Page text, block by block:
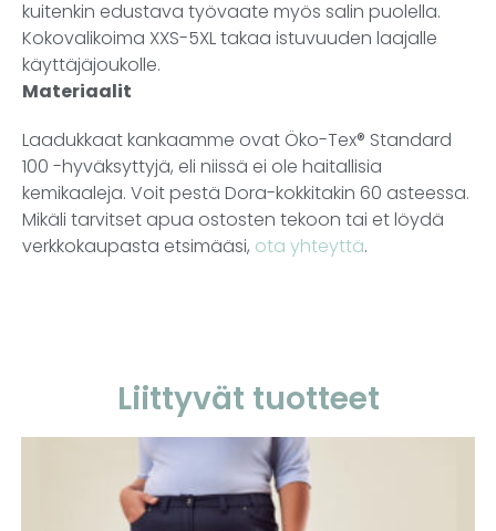
kuitenkin edustava työvaate myös salin puolella.
Kokovalikoima XXS-5XL takaa istuvuuden laajalle
käyttäjäjoukolle.
Materiaalit
Laadukkaat kankaamme ovat Öko-Tex® Standard
100 -hyväksyttyjä, eli niissä ei ole haitallisia
kemikaaleja. Voit pestä Dora-kokkitakin 60 asteessa.
Mikäli tarvitset apua ostosten tekoon tai et löydä
verkkokaupasta etsimääsi, ota yhteyttä.
Liittyvät tuotteet